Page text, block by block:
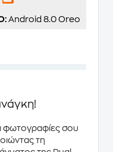
Android 8.0 Oreo
φωτογραφίες σου
τη